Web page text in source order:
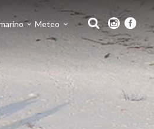
Meteo